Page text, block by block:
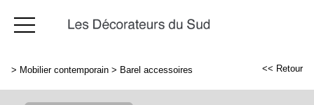
> Mobilier contemporain > Barel accessoires << Retour